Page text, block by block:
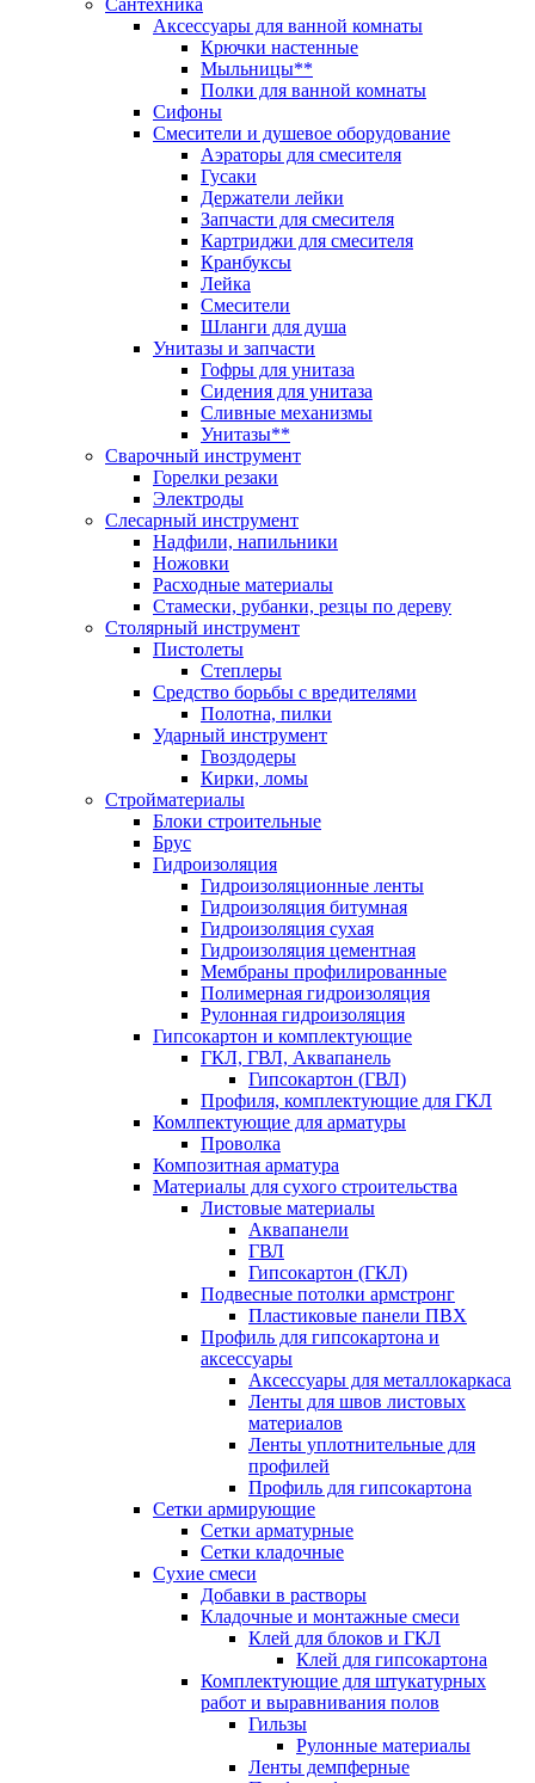
Сантехника
Аксессуары для ванной комнаты
Крючки настенные
Мыльницы**
Полки для ванной комнаты
Сифоны
Смесители и душевое оборудование
Аэраторы для смесителя
Гусаки
Держатели лейки
Запчасти для смесителя
Картриджи для смесителя
Кранбуксы
Лейка
Смесители
Шланги для душа
Унитазы и запчасти
Гофры для унитаза
Сидения для унитаза
Сливные механизмы
Унитазы**
Сварочный инструмент
Горелки резаки
Электроды
Слесарный инструмент
Надфили, напильники
Ножовки
Расходные материалы
Стамески, рубанки, резцы по дереву
Столярный инструмент
Пистолеты
Степлеры
Средство борьбы с вредителями
Полотна, пилки
Ударный инструмент
Гвоздодеры
Кирки, ломы
Стройматериалы
Блоки строительные
Брус
Гидроизоляция
Гидроизоляционные ленты
Гидроизоляция битумная
Гидроизоляция сухая
Гидроизоляция цементная
Мембраны профилированные
Полимерная гидроизоляция
Рулонная гидроизоляция
Гипсокартон и комплектующие
ГКЛ, ГВЛ, Аквапанель
Гипсокартон (ГВЛ)
Профиля, комплектующие для ГКЛ
Комлпектующие для арматуры
Проволка
Композитная арматура
Материалы для сухого строительства
Листовые материалы
Аквапанели
ГВЛ
Гипсокартон (ГКЛ)
Подвесные потолки армстронг
Пластиковые панели ПВХ
Профиль для гипсокартона и
аксессуары
Аксессуары для металлокаркаса
Ленты для швов листовых
материалов
Ленты уплотнительные для
профилей
Профиль для гипсокартона
Сетки армирующие
Сетки арматурные
Сетки кладочные
Сухие смеси
Добавки в растворы
Кладочные и монтажные смеси
Клей для блоков и ГКЛ
Клей для гипсокартона
Комплектующие для штукатурных
работ и выравнивания полов
Гильзы
Рулонные материалы
Ленты демпферные